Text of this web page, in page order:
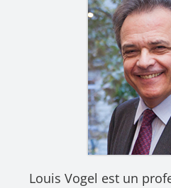
Louis Vogel est un